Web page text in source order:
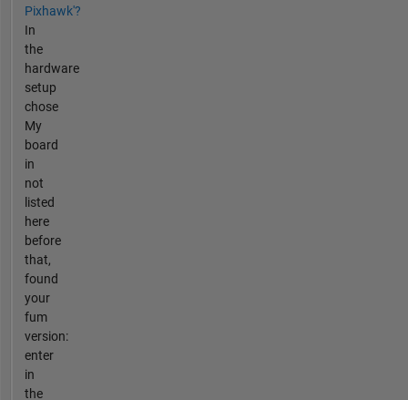
Pixhawk'?
In
the
hardware
setup
chose
My
board
in
not
listed
here
before
that,
found
your
fum
version:
enter
in
the